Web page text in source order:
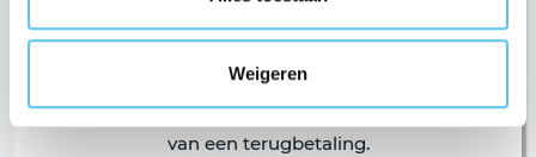
Weigeren
verlengd. Reizigers verliezen hun recht op
van de voucher alleen als ze de voucher
uitdrukkelijk en schriftelijk aanvaarden in plaats
van een terugbetaling.